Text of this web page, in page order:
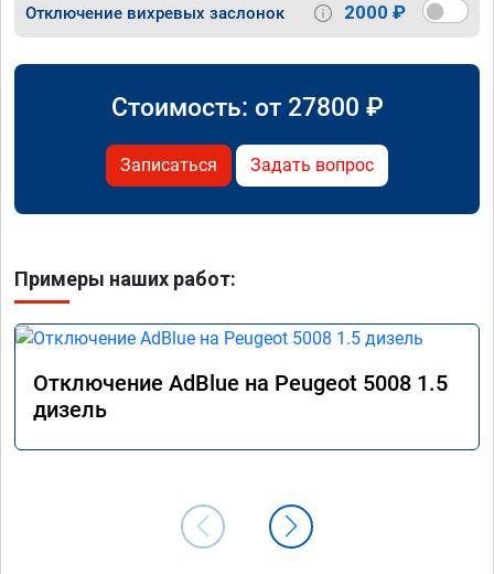
Отключение вихревых заслонок 2000 ₽
Стоимость: от 27800 ₽
Записаться Задать вопрос
Примеры наших работ:
Отключение AdBlue на Peugeot 5008 1.5
дизель